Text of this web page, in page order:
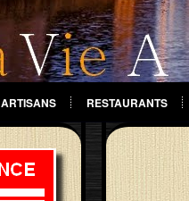
ARTISANS RESTAURANTS